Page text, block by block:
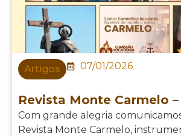
Artigos 07/01/2026
Revista Monte Carmelo –
Com grande alegria
Revista Monte Carmelo,